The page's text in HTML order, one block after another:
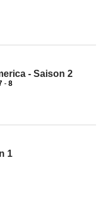
- Saison 2
- 8
1